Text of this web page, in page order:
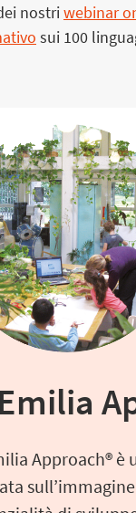
nostriwebinar
sui 100
Approach® è